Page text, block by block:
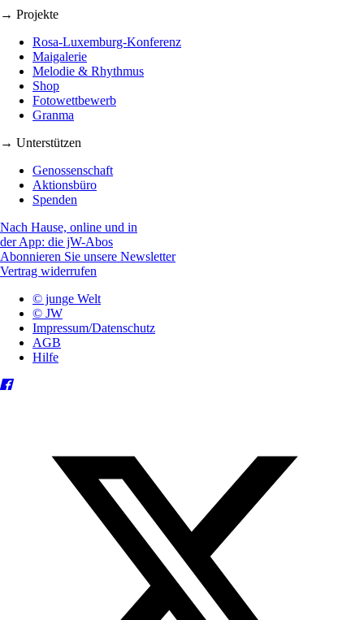
→ Projekte
Rosa-Luxemburg-Konferenz
Maigalerie
Melodie & Rhythmus
Shop
Fotowettbewerb
Granma
→ Unterstützen
Genossenschaft
Aktionsbüro
Spenden
Nach Hause, online und in
der App: die jW-Abos
Abonnieren Sie unsere Newsletter
Vertrag widerrufen
© junge Welt
© JW
Impressum/Datenschutz
AGB
Hilfe